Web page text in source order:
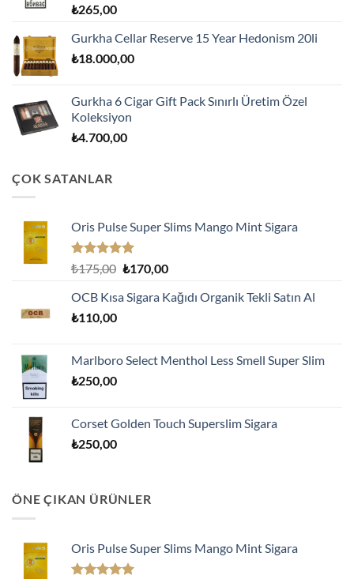
₺265,00
Gurkha Cellar Reserve 15 Year Hedonism 20li
₺18.000,00
Gurkha 6 Cigar Gift Pack Sınırlı Üretim Özel
Koleksiyon
₺4.700,00
ÇOK SATANLAR
Oris Pulse Super Slims Mango Mint Sigara
5 üzerinden
oy
aldı
₺175,00 Orijinal
₺175,00.
₺170,00Şu
fiyat:
OCB Kısa Sigara Kağıdı Organik Tekli Satın Al
₺110,00
Marlboro Select Menthol Less Smell Super Slim
₺250,00
Corset Golden Touch Superslim Sigara
₺250,00
ÖNE ÇIKAN ÜRÜNLER
Oris Pulse Super Slims Mango Mint Sigara